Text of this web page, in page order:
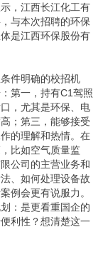
，江西长江化工有
与本次招聘的环保
是江西环保股份有
件明确的校招机
第一，持有C1驾照
，尤其是环保、电
；第三，能够接受
的理解和热情。在
比如空气质量监
公司的主营业务和
、如何处理设备故
例会更有说服力。
：是更看重国企的
利性？想清楚这一